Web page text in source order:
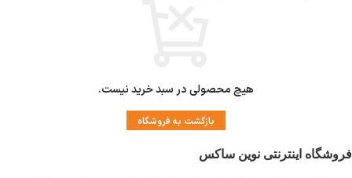
هیچ محصولی در سبد خرید نیست.
بازگشت به فروشگاه
فروشگاه اینترنتی نوین ساکس